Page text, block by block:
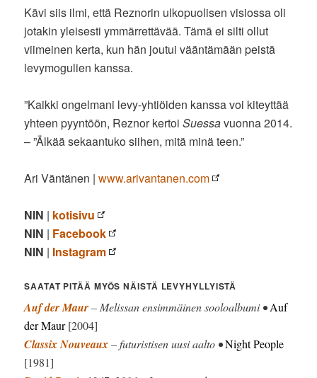
Kävi siis ilmi, että Reznorin ulkopuolisen visiossa oli
jotakin yleisesti ymmärrettävää. Tämä ei silti ollut
viimeinen kerta, kun hän joutui vääntämään peistä
levymogulien kanssa.
”Kaikki ongelmani levy-yhtiöiden kanssa voi kiteyttää
yhteen pyyntöön, Reznor kertoiSuessavuonna 2014.
– ”Älkää sekaantuko siihen, mitä minä teen.”
Ari Väntänen |www.arivantanen.com
NIN | kotisivu
NIN | Facebook
NIN | Instagram
SAATAT PITÄÄ MYÖS NÄISTÄ LEVYHYLLYISTÄ
Auf der Maur– Melissan ensimmäinen sooloalbumi •Auf
der Maur[2004]
Classix Nouveaux– futuristisen uusi aalto •Night People
[1981]